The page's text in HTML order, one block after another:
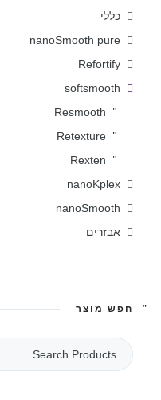
כללי
nanoSmooth pure
Refortify
softsmooth
Resmooth
Retexture
Rexten
nanoKplex
nanoSmooth
אבזרים
חפש מוצר